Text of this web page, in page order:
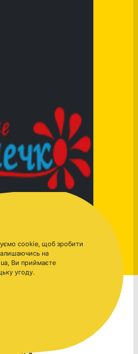
cookie, щоб зробити
на
Ви приймаєте
угоду.